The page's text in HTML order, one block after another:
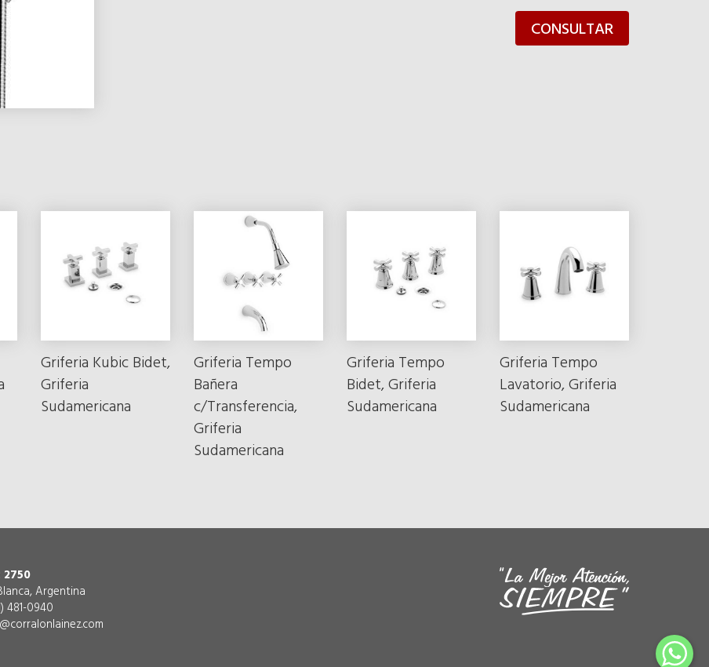
CONSULTAR
Griferia Kubic Bidet,
Griferia
Sudamericana
Griferia Tempo
Bañera
c/Transferencia,
Griferia
Sudamericana
Griferia Tempo
Bidet, Griferia
Sudamericana
Griferia Tempo
Lavatorio, Griferia
Sudamericana
2750
Argentina
481-0940